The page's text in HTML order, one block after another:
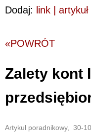
Dodaj: link | artykuł|
«POWRÓT
Zalety kont
Artykuł poradnikowy, 30-